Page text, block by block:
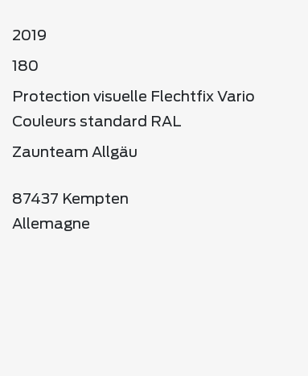
2019
180
Protection visuelle Flechtfix Vario
Couleurs standard RAL
Zaunteam Allgäu
87437 Kempten
Allemagne